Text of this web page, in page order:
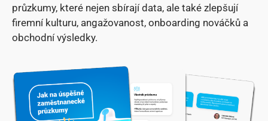
průzkumy, které nejen sbírají data, ale také zlepšují
firemní kulturu, angažovanost, onboarding nováčků a
obchodní výsledky.